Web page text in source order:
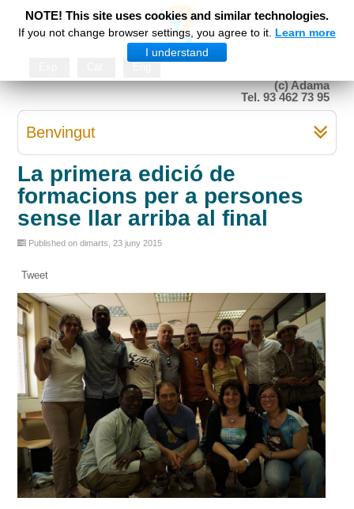
(c) Adama
Tel. 93 462 73 95
NOTE! This site uses cookies and similar technologies.
If you not change browser settings, you agree to it. Learn more
I understand
Benvingut
La primera edició de
formacions per a persones
sense llar arriba al final
Published on dimarts, 23 juny 2015
Tweet